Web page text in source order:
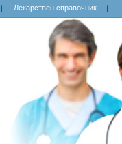
Лекарствен справочник